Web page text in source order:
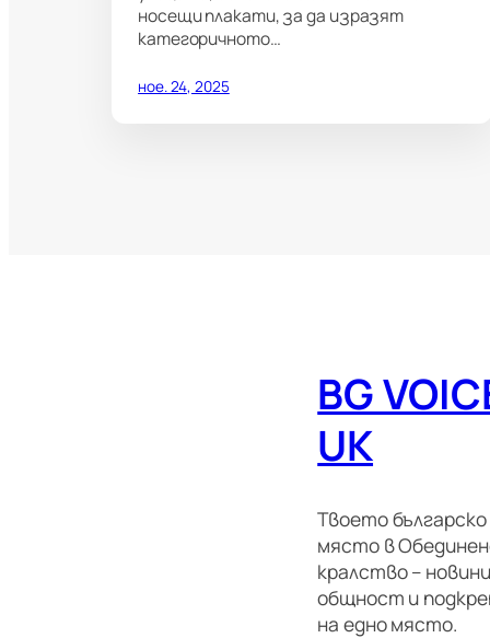
носещи плакати, за да изразят
категоричното…
ное. 24, 2025
BG
UK
Твоето българско
място в
кралство –
общност и
на едно място.